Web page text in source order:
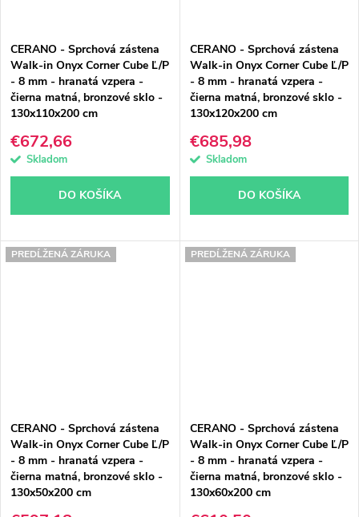
CERANO - Sprchová zástena
Walk-in Onyx Corner Cube Ľ/P
- 8 mm - hranatá vzpera -
čierna matná, bronzové sklo -
130x110x200 cm
€672,66
Skladom
DO KOŠÍKA
CERANO - Sprchová zástena
Walk-in Onyx Corner Cube Ľ/P
- 8 mm - hranatá vzpera -
čierna matná, bronzové sklo -
130x120x200 cm
€685,98
Skladom
DO KOŠÍKA
PREDĹŽENÁ ZÁRUKA
CERANO - Sprchová zástena
Walk-in Onyx Corner Cube Ľ/P
- 8 mm - hranatá vzpera -
čierna matná, bronzové sklo -
130x50x200 cm
PREDĹŽENÁ ZÁRUKA
CERANO - Sprchová zástena
Walk-in Onyx Corner Cube Ľ/P
- 8 mm - hranatá vzpera -
čierna matná, bronzové sklo -
130x60x200 cm